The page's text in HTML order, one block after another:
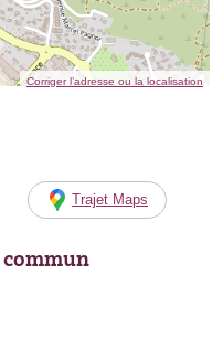
Corriger l’adresse ou la localisation
Trajet Maps